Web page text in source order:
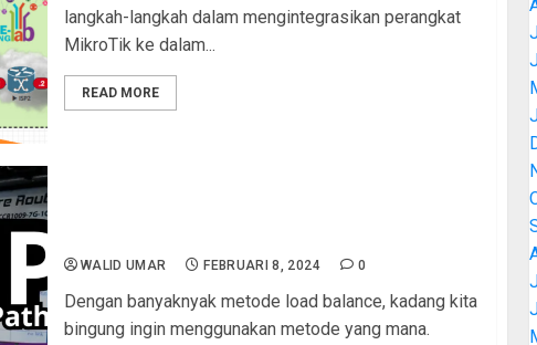
langkah-langkah dalam mengintegrasikan perangkat
MikroTik ke dalam...
READ MORE
WALID UMAR FEBRUARI 8, 2024 0
Dengan banyaknyak metode load balance, kadang kita
bingung ingin menggunakan metode yang mana.